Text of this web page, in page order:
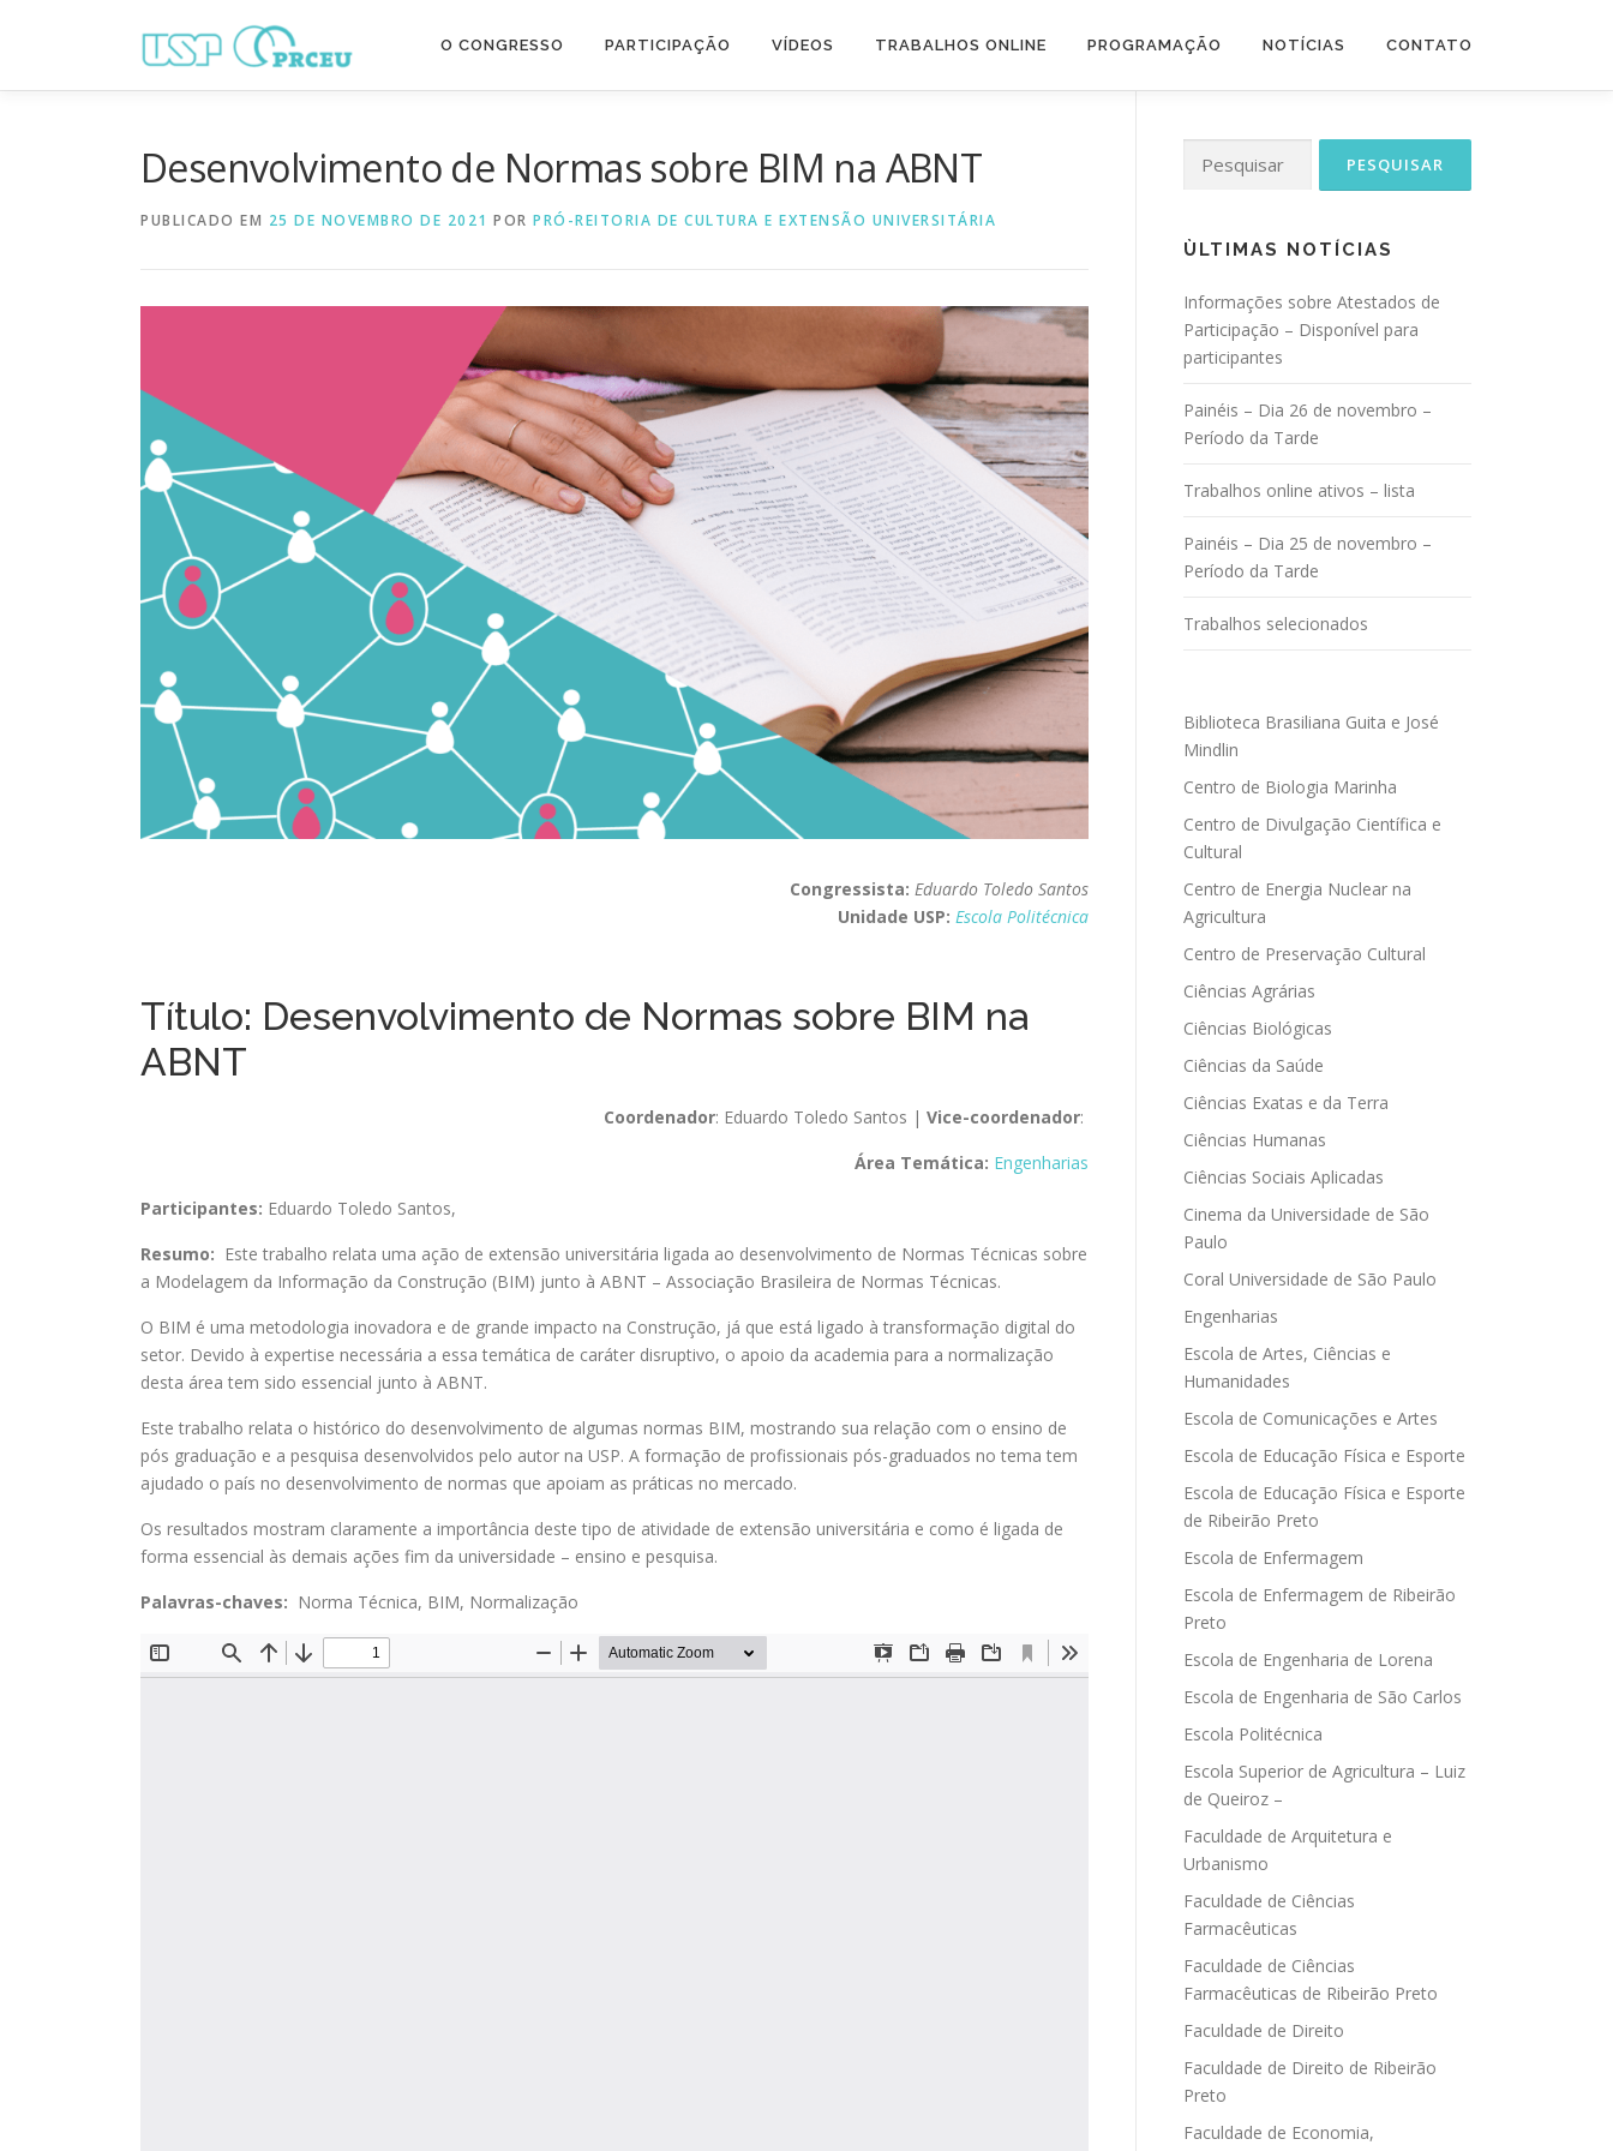
conteúdo
O CONGRESSO PARTICIPAÇÃO VÍDEOS TRABALHOS ONLINE PROGRAMAÇÃO NOTÍCIAS CONTATO
Desenvolvimento de Normas sobre BIM na ABNT
PUBLICADO EM 25 DE NOVEMBRO DE 2021 POR PRÓ-REITORIA DE CULTURA E EXTENSÃO UNIVERSITÁRIA
Congressista: Eduardo Toledo Santos
Unidade USP: Escola Politécnica
Título: Desenvolvimento de Normas sobre BIM na
ABNT
Coordenador: Eduardo Toledo Santos | Vice-coordenador:
Área Temática: Engenharias
Participantes: Eduardo Toledo Santos,
Resumo: Este trabalho relata uma ação de extensão universitária ligada ao desenvolvimento de Normas Técnicas sobre
a Modelagem da Informação da Construção (BIM) junto à ABNT – Associação Brasileira de Normas Técnicas.
O BIM é uma metodologia inovadora e de grande impacto na Construção, já que está ligado à transformação digital do
setor. Devido à expertise necessária a essa temática de caráter disruptivo, o apoio da academia para a normalização
desta área tem sido essencial junto à ABNT.
Este trabalho relata o histórico do desenvolvimento de algumas normas BIM, mostrando sua relação com o ensino de
pós graduação e a pesquisa desenvolvidos pelo autor na USP. A formação de profissionais pós-graduados no tema tem
ajudado o país no desenvolvimento de normas que apoiam as práticas no mercado.
Os resultados mostram claramente a importância deste tipo de atividade de extensão universitária e como é ligada de
forma essencial às demais ações fim da universidade – ensino e pesquisa.
Palavras-chaves: Norma Técnica, BIM, Normalização
por:
ÙLTIMAS NOTÍCIAS
Informações sobre Atestados de
Participação – Disponível para
participantes
Painéis – Dia 26 de novembro –
Período da Tarde
Trabalhos online ativos – lista
Painéis – Dia 25 de novembro –
Período da Tarde
Trabalhos selecionados
Biblioteca Brasiliana Guita e José
Mindlin
Centro de Biologia Marinha
Centro de Divulgação Científica e
Cultural
Centro de Energia Nuclear na
Agricultura
Centro de Preservação Cultural
Ciências Agrárias
Ciências Biológicas
Ciências da Saúde
Ciências Exatas e da Terra
Ciências Humanas
Ciências Sociais Aplicadas
Cinema da Universidade de São
Paulo
Coral Universidade de São Paulo
Engenharias
Escola de Artes, Ciências e
Humanidades
Escola de Comunicações e Artes
Escola de Educação Física e Esporte
Escola de Educação Física e Esporte
de Ribeirão Preto
Escola de Enfermagem
Escola de Enfermagem de Ribeirão
Preto
Escola de Engenharia de Lorena
Escola de Engenharia de São Carlos
Escola Politécnica
Escola Superior de Agricultura – Luiz
de Queiroz –
Faculdade de Arquitetura e
Urbanismo
Faculdade de Ciências
Farmacêuticas
Faculdade de Ciências
Farmacêuticas de Ribeirão Preto
Faculdade de Direito
Faculdade de Direito de Ribeirão
Preto
Faculdade de Economia,